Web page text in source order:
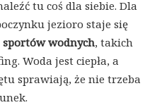
tu coś dla siebie. Dla
jezioro staje się
sportów wodnych, takich
Woda jest ciepła, a
sprawiają, że nie trzeba